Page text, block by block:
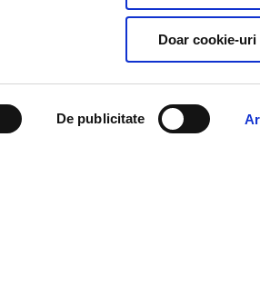
De publicitate
Doar cookie-